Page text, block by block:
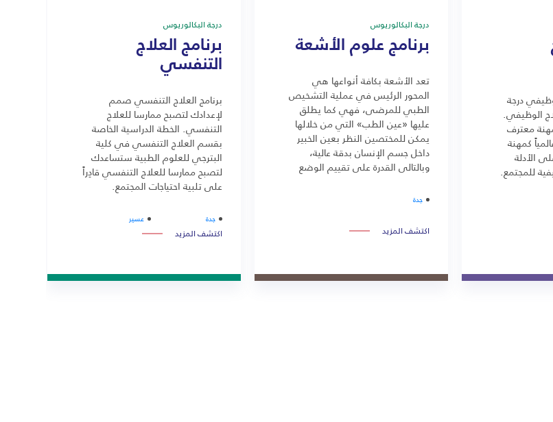
درجة
الوظيفي.
معترف
كمهنة
الأدلة
للمجتمع.
درجة البكالوريوس
برنامج علوم الأشعة
تعد الأشعة بكافة أنواعها هي
المحور الرئيس في عملية التشخيص
الطبي للمرضى، فهي كما يطلق
عليها «عين الطب» التي من خلالها
يمكن للمختصين النظر بعين الخبير
داخل جسم الإنسان بدقة عالية،
وبالتالي القدرة على تقييم الوضع
السليم له، وتوجيه الطبيب المعالج
جدة
اكتشف المزيد
درجة البكالوريوس
برنامج العلاج
التنفسي
برنامج العلاج التنفسي صمم
لإعدادك لتصبح ممارسا للعلاج
التنفسي. الخطة الدراسية الخاصة
بقسم العلاج التنفسي في كلية
البترجي للعلوم الطبية ستساعدك
لتصبح ممارسا للعلاج التنفسي قادِراً
على تلبية احتياجات المجتمع.
جدة عسير
اكتشف المزيد